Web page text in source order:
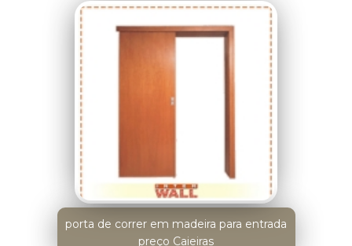
porta de correr em madeira para entrada
preço Caieiras